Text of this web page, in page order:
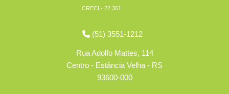
CRECI - 22.361
(51) 3551-1212
Rua Adolfo Mattes, 114
Centro - Estância Velha - RS
93600-000